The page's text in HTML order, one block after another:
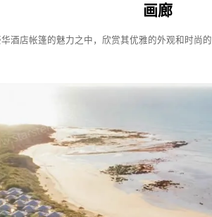
画廊
酒店帐篷的魅力之中，欣赏其优雅的外观和时